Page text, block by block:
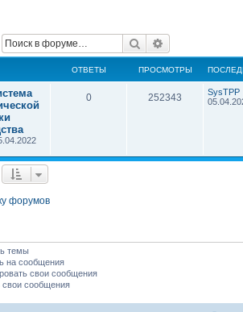
Поиск
ОТВЕТЫ ПРОСМОТРЫ
0 252343
SysTPP
форумов
темы
на сообщения
свои сообщения
свои сообщения